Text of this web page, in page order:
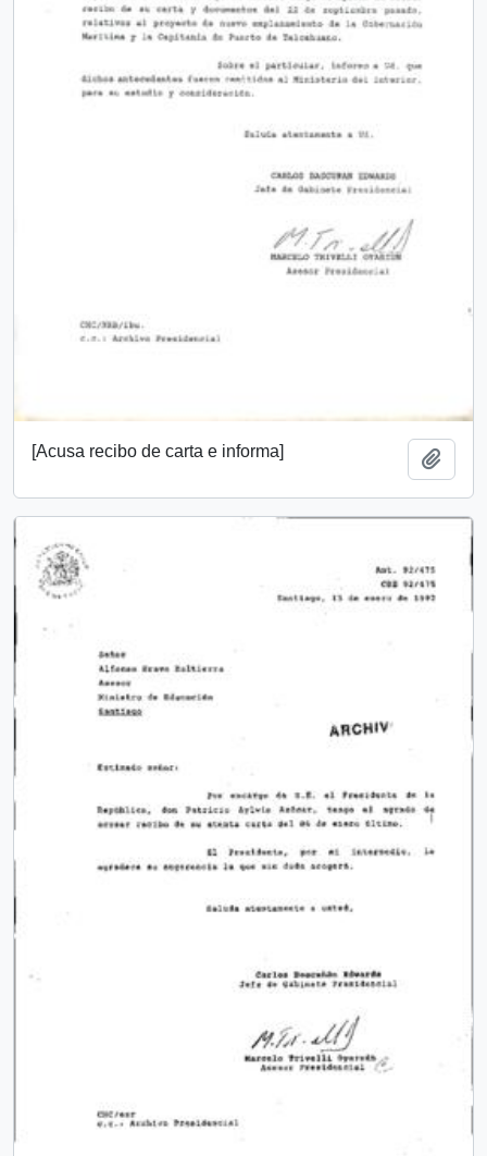
[Acusa recibo de carta e informa]